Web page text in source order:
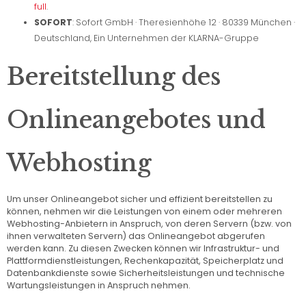
full.
SOFORT: Sofort GmbH · Theresienhöhe 12 · 80339 München ·
Deutschland, Ein Unternehmen der KLARNA-Gruppe
Bereitstellung des
Onlineangebotes und
Webhosting
Um unser Onlineangebot sicher und effizient bereitstellen zu
können, nehmen wir die Leistungen von einem oder mehreren
Webhosting-Anbietern in Anspruch, von deren Servern (bzw. von
ihnen verwalteten Servern) das Onlineangebot abgerufen
werden kann. Zu diesen Zwecken können wir Infrastruktur- und
Plattformdienstleistungen, Rechenkapazität, Speicherplatz und
Datenbankdienste sowie Sicherheitsleistungen und technische
Wartungsleistungen in Anspruch nehmen.